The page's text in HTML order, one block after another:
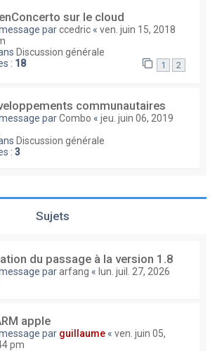
sur le cloud
parccedric « ven. juin 15, 2018
Discussion générale
: 18 1 2
communautaires
parCombo « jeu. juin 06, 2019
Discussion générale
: 3
Sujets
du passage à la version 1.8
pararfang « lun. juil. 27, 2026
apple
par guillaume « ven. juin 05,
pm